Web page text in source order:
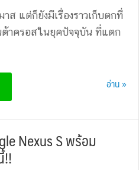
ส แต่ก็ยังมีเรื่องราวเก็บตกที่
าครอสในยุคปัจจุบัน ที่แตก
อ่าน »
Nexus S พร้อม
!!